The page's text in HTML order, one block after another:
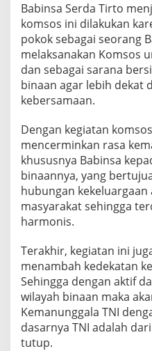
0
1
0
8
/
M
p
a
P
e
d
a
g
g
K
a
k
i
L
m
Babinsa Serda Tirto
komsos ini dilakukan
pokok sebagai seorang
melaksanakan Komsos
dan sebagai sarana
binaan agar lebih dekat
kebersamaan.
Dengan kegiatan
mencerminkan rasa
khususnya Babinsa
binaannya, yang
hubungan
masyarakat sehingga
harmonis.
Terakhir, kegiatan ini
menambah kedekatan
Sehingga dengan aktif
wilayah binaan maka
Kemanunggala TNI
dasarnya TNI adalah
tutup.